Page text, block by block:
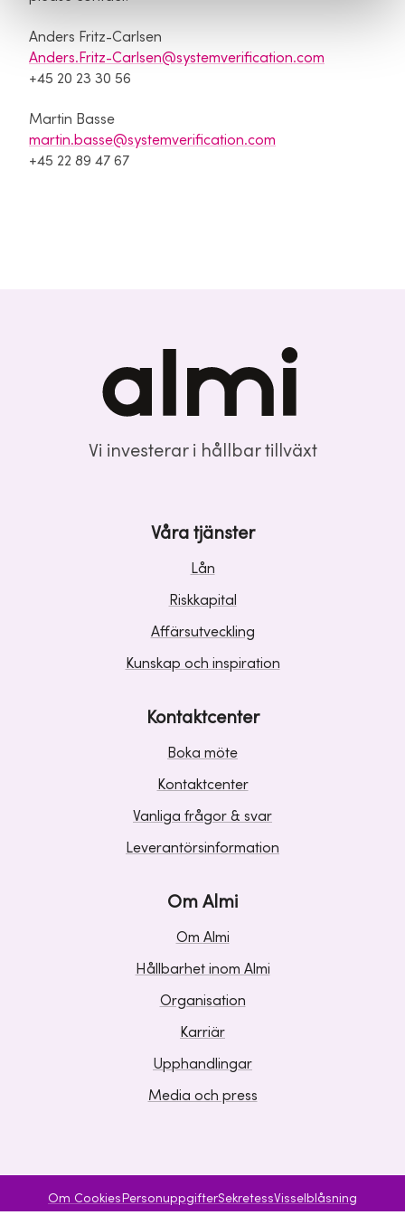
Anders Fritz-Carlsen
Anders.Fritz-Carlsen@systemverification.com
+45 20 23 30 56
Martin Basse
martin.basse@systemverification.com
+45 22 89 47 67
Vi investerar i hållbar tillväxt
Våra tjänster
Lån
Riskkapital
Affärsutveckling
Kunskap och inspiration
Kontaktcenter
Boka möte
Kontaktcenter
Vanliga frågor & svar
Leverantörsinformation
Om Almi
Om Almi
Hållbarhet inom Almi
Organisation
Karriär
Upphandlingar
Media och press
Om Cookies PersonuppgifterSekretessVisselblåsning